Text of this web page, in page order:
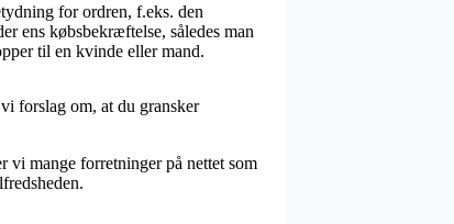
for ordren, f.eks. den
ens købsbekræftelse, således man
til en kvinde eller mand.
forslag om, at du gransker
vi mange forretninger på nettet som